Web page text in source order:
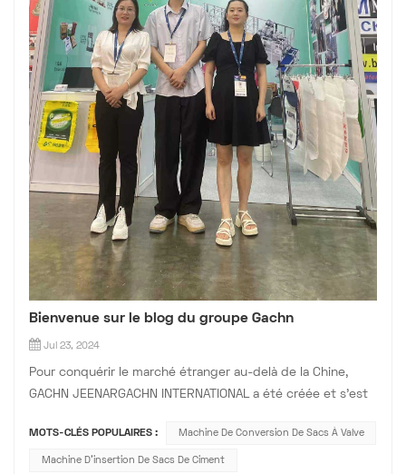
Bienvenue sur le blog du groupe Gachn
Jul 23, 2024
Pour conquérir le marché étranger au-delà de la Chine,
GACHN JEENARGACHN INTERNATIONAL a été créée et s'est
équipements JEENAR, H.Create et autres équipements de
ses filiales, ainsi que les services associés, sur les marchés
MOTS-CLÉS POPULAIRES : Machine De Conversion De Sacs À Valve
Machine D'insertion De Sacs De Ciment